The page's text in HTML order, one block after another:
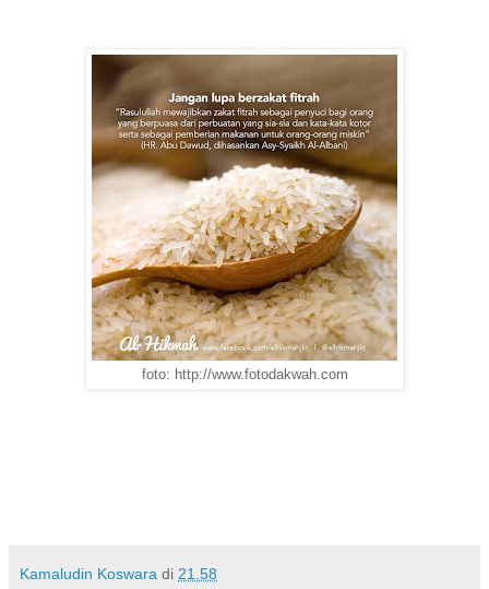
foto: http://www.fotodakwah.com
Kamaludin Koswara di 21.58